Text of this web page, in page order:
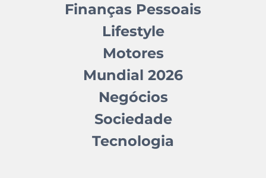
Finanças Pessoais
Lifestyle
Motores
Mundial 2026
Negócios
Sociedade
Tecnologia